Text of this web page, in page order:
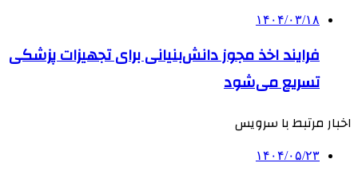
۱۴۰۴/۰۳/۱۸
فرایند اخذ مجوز دانش‌بنیانی برای تجهیزات پزشکی
تسریع می‌شود
اخبار مرتبط با سرویس
۱۴۰۴/۰۵/۲۳